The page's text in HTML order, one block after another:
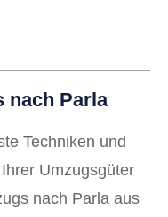
nach Parla
Techniken und
Umzugsgüter
nach Parla aus